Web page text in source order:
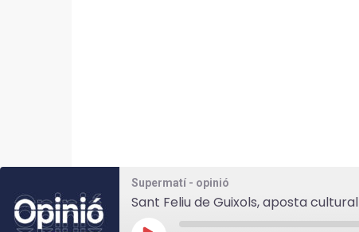
Supermatí - opinió
Sant Feliu de Guixols, aposta cultural